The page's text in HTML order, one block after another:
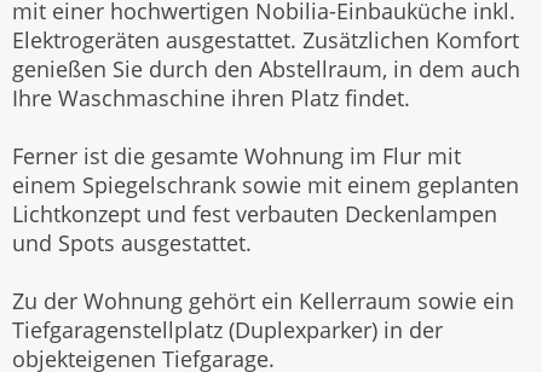
mit einer hochwertigen Nobilia-Einbauküche inkl.
Elektrogeräten ausgestattet. Zusätzlichen Komfort
genießen Sie durch den Abstellraum, in dem auch
Ihre Waschmaschine ihren Platz findet.
Ferner ist die gesamte Wohnung im Flur mit
einem Spiegelschrank sowie mit einem geplanten
Lichtkonzept und fest verbauten Deckenlampen
und Spots ausgestattet.
Zu der Wohnung gehört ein Kellerraum sowie ein
Tiefgaragenstellplatz (Duplexparker) in der
objekteigenen Tiefgarage.